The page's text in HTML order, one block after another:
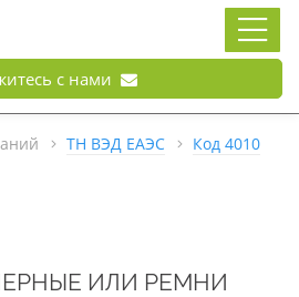
с нами
ТН ВЭД ЕАЭС Код 4010
ИЛИ РЕМНИ